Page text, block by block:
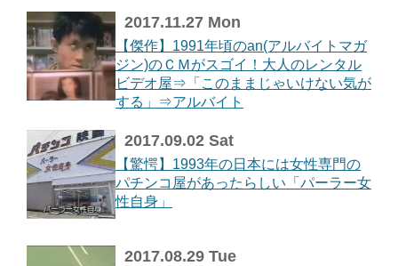
2017.11.27 Mon
【傑作】1991年頃のan(アルバイトマガ
ジン)のＣＭがスゴイ！大人のレンタル
ビデオ屋⇒「このままじゃいけない気が
する」⇒アルバイト
2017.09.02 Sat
【驚愕】1993年の日本には女性専門の
パチンコ屋があったらしい「パーラー女
性自身」
2017.08.29 Tue